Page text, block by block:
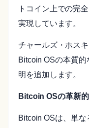
トコイン上での完
実現しています。
チャールズ・ホス
Bitcoin OSの本質
明を追加します。
Bitcoin OSの革新
Bitcoin OSは、単な